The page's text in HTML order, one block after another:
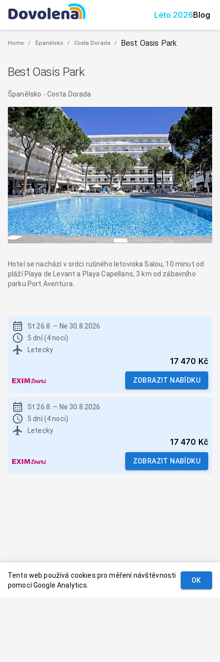
Léto 2026Blog
Home / Španělsko / Costa Dorada / Best Oasis Park
Best Oasis Park
Španělsko - Costa Dorada
Hotel se nachází v srdci rušného letoviska Salou, 10 minut od
pláží Playa de Levant a Playa Capellans, 3 km od zábavního
parku Port Aventura.
St 26.8. – Ne 30.8.2026
5 dní (4 noci)
Letecky
17 470 Kč
ZOBRAZIT NABÍDKU
St 26.8. – Ne 30.8.2026
5 dní (4 noci)
Letecky
17 470 Kč
ZOBRAZIT NABÍDKU
Tento web používá cookies pro měření návštěvnosti
pomocí Google Analytics.
OK